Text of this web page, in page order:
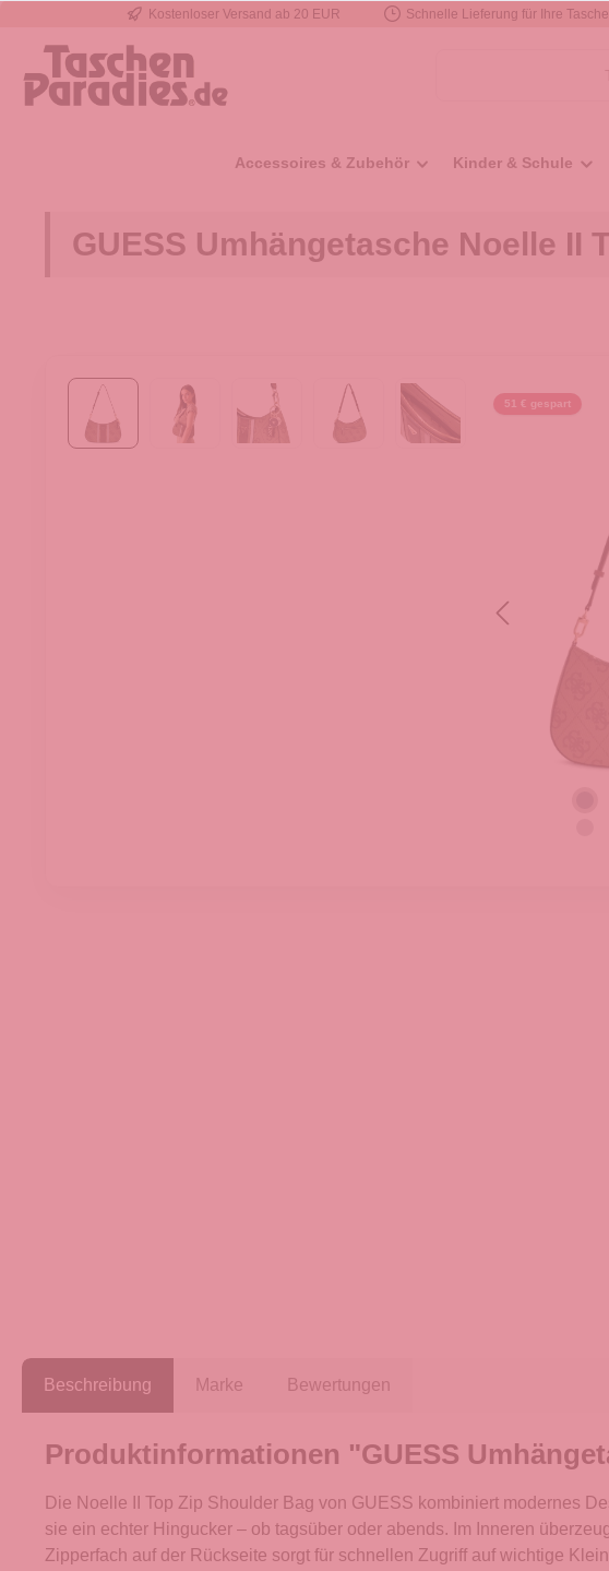
Zur Hauptnavigation springen
Kostenloser Versand ab 20 EUR Schnelle Lieferung für Ihre
Accessoires & Zubehör Kinder & Schule
GUESS Umhängetasche Noelle II
51 € gespart
Beschreibung Marke Bewertungen
Produktinformationen "GUESS
Die Noelle II Top Zip Shoulder Bag von GUESS kombiniert modernes
sie ein echter Hingucker – ob tagsüber oder abends. Im Inneren
Zipperfach auf der Rückseite sorgt für schnellen Zugriff auf wichtige